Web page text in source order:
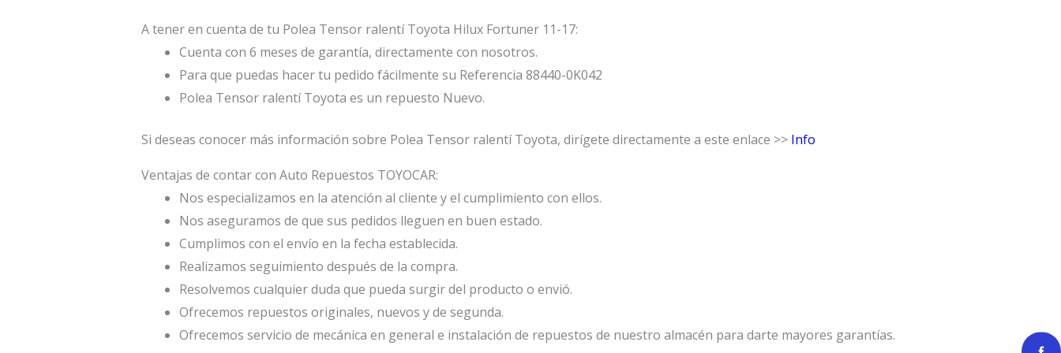
A tener en cuenta de tu Polea Tensor ralentí Toyota Hilux Fortuner 11-17:
Cuenta con 6 meses de garantía, directamente con nosotros.
Para que puedas hacer tu pedido fácilmente su Referencia 88440-0K042
Polea Tensor ralentí Toyota es un repuesto Nuevo.
Si deseas conocer más información sobre Polea Tensor ralentí Toyota, dirígete directamente a este enlace >> Info
Ventajas de contar con Auto Repuestos TOYOCAR:
Nos especializamos en la atención al cliente y el cumplimiento con ellos.
Nos aseguramos de que sus pedidos lleguen en buen estado.
Cumplimos con el envío en la fecha establecida.
Realizamos seguimiento después de la compra.
Resolvemos cualquier duda que pueda surgir del producto o envió.
Ofrecemos repuestos originales, nuevos y de segunda.
Ofrecemos servicio de mecánica en general e instalación de repuestos de nuestro almacén para darte mayores garantías.